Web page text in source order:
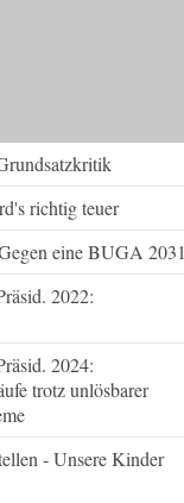
richtig teuer
eine BUGA 2031
2022:
2024:
trotz unlösbarer
- Unsere Kinder